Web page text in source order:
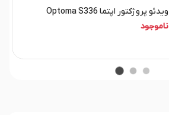
ویدئو پروژکتور اپتما Optoma S336
ناموجود